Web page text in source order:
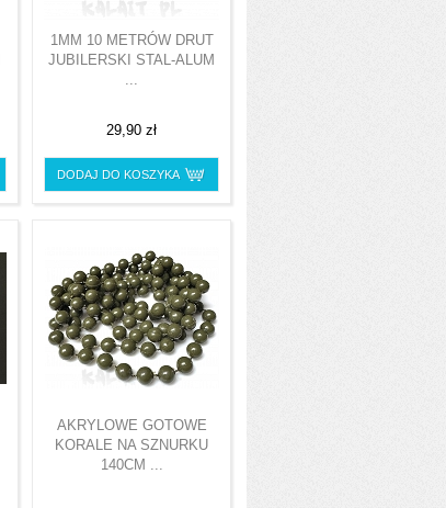
1MM 10 METRÓW DRUT
JUBILERSKI STAL-ALUM
...
29,90 zł
DODAJ DO KOSZYKA
AKRYLOWE GOTOWE
KORALE NA SZNURKU
140CM ...